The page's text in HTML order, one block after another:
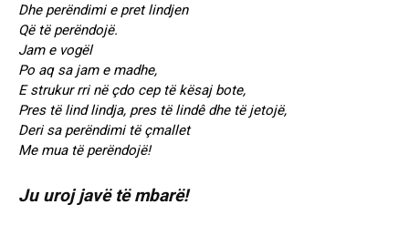
Dhe perëndimi e pret lindjen
Që të perëndojë.
Jam e vogël
Po aq sa jam e madhe,
E strukur rri në çdo cep të kësaj bote,
Pres të lind lindja, pres të lindê dhe të jetojë,
Deri sa perëndimi të çmallet
Me mua të perëndojë!
Ju uroj javë të mbarë!